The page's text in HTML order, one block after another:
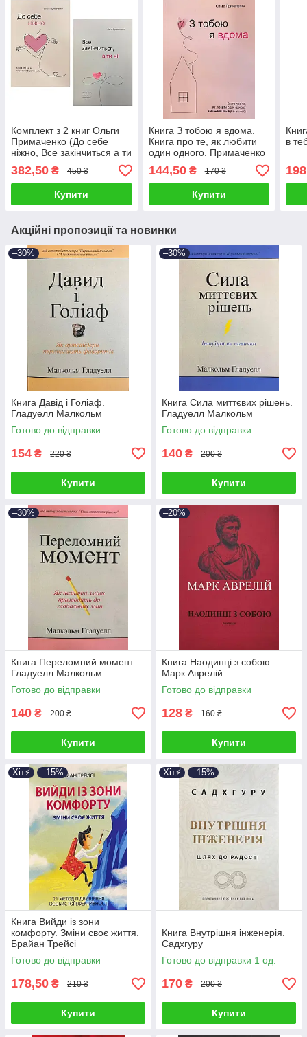
Комплект з 2 книг Ольги
Примаченко (До себе
ніжно, Все закінчиться а ти
ні)
382,50 ₴ 450 ₴
Купити
Книга З тобою я вдома.
Книга про те, як любити
один одного. Примаченко
Ольга
144,50₴ 170 ₴
Купити
в
198
Акційні пропозиції та новинки
–30%
Книга Давід і Голіаф.
Гладуелл Малкольм
Готово до відправки
154 ₴ 220 ₴
Купити
–30%
Книга Сила миттєвих рішень.
Гладуелл Малкольм
Готово до відправки
140 ₴ 200 ₴
Купити
–30%
Книга Переломний момент.
Гладуелл Малкольм
Готово до відправки
140 ₴ 200 ₴
Купити
–20%
Книга Наодинці з собою.
Марк Аврелій
Готово до відправки
128 ₴ 160 ₴
Купити
Хіт⚡️ –15%
Книга Вийди із зони
комфорту. Зміни своє життя.
Брайан Трейсі
Готово до відправки
178,50 ₴ 210 ₴
Купити
Хіт⚡️ –15%
Книга Внутрішня інженерія.
Садхгуру
Готово до відправки 1 од.
170 ₴ 200 ₴
Купити